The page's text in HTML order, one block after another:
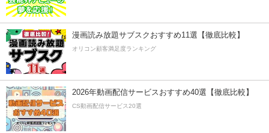
漫画読み放題サブスクおすすめ11選【徹底比較】
オリコン顧客満足度ランキング
2026年動画配信サービスおすすめ40選【徹底比較】
CS動画配信サービス20選